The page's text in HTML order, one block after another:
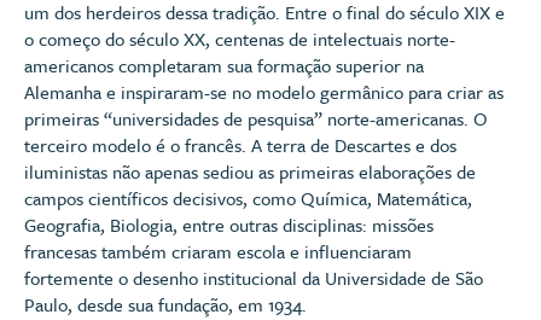
um dos herdeiros dessa tradição. Entre o final do século XIX e
o começo do século XX, centenas de intelectuais norte-
americanos completaram sua formação superior na
Alemanha e inspiraram-se no modelo germânico para criar as
primeiras “universidades de pesquisa” norte-americanas. O
terceiro modelo é o francês. A terra de Descartes e dos
iluministas não apenas sediou as primeiras elaborações de
campos científicos decisivos, como Química, Matemática,
Geografia, Biologia, entre outras disciplinas: missões
francesas também criaram escola e influenciaram
fortemente o desenho institucional da Universidade de São
Paulo, desde sua fundação, em 1934.